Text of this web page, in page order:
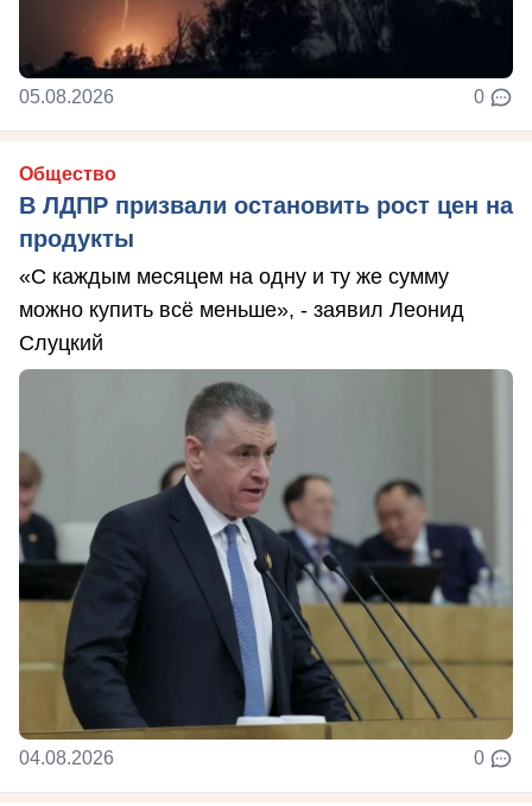
05.08.2026 0
Общество
В ЛДПР призвали остановить рост цен на
продукты
«С каждым месяцем на одну и ту же сумму
можно купить всё меньше», - заявил Леонид
Слуцкий
04.08.2026 0